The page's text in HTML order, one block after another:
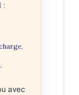
:
avec